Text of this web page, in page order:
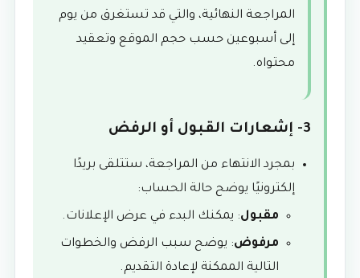
المراجعة النهائية، والتي قد تستغرق من يوم
إلى أسبوعين حسب حجم الموقع وتعقيد
محتواه.
3- إشعارات القبول أو الرفض
بمجرد الانتهاء من المراجعة، ستتلقى بريدًا
إلكترونيًا يوضح حالة الحساب:
مقبول: يمكنك البدء في عرض الإعلانات.
مرفوض: يوضح سبب الرفض والخطوات
التالية الممكنة لإعادة التقديم.